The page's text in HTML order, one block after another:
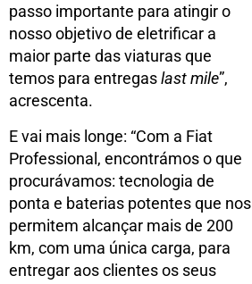
passo importante para atingir o
nosso objetivo de eletrificar a
maior parte das viaturas que
temos para entregaslast mile”,
acrescenta.
E vai mais longe: “Com a Fiat
Professional, encontrámos o que
procurávamos: tecnologia de
ponta e baterias potentes que nos
permitem alcançar mais de 200
km, com uma única carga, para
entregar aos clientes os seus